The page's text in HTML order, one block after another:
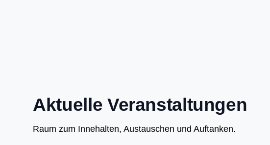
Aktuelle Veranstaltungen
Raum zum Innehalten, Austauschen und Auftanken.